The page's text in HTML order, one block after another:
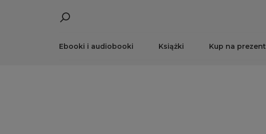
Ebooki i audiobooki Książki Kup na prezent